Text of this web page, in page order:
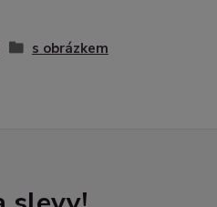
s obrázkem